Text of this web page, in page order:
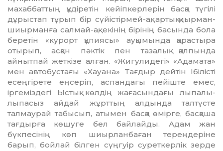
махаббаттың құдіретін кейіпкерлерін бас­қа түгілі
дұрыстап тұрып бір сүйіс­тірмей-ақ, артық қиырман-
шиырманға салмай-ақ, екінің бірінің ба­сында бола
беретін «курорт құпия­сы» ауқымында қарастыра
отырып, асқан пәктік пен тазалық қалпында
айнытпай жеткізе алған. «Жигу­ли­дегі» «Адамата»
мен автобустағы «Хауана» Тағдыр дейтін Ібілісті
есең­гіре­те еңсеріп, аспандағы пейіште емес,
іргеміздегі Ыстық көлдің жа­ғасындағы лыпалы-
лыпасыз айдай жұрттың алдында талтүсте
талмаурай табысып, атымен басқа өмірге, бас­қаша
тағдырға көшуге бел байлай­ды. Адам жан
бүкпесінің көп шиы­­рланбаған тереңдеріне
барып, бойлай білген сүңгуір суреткерлік зерде